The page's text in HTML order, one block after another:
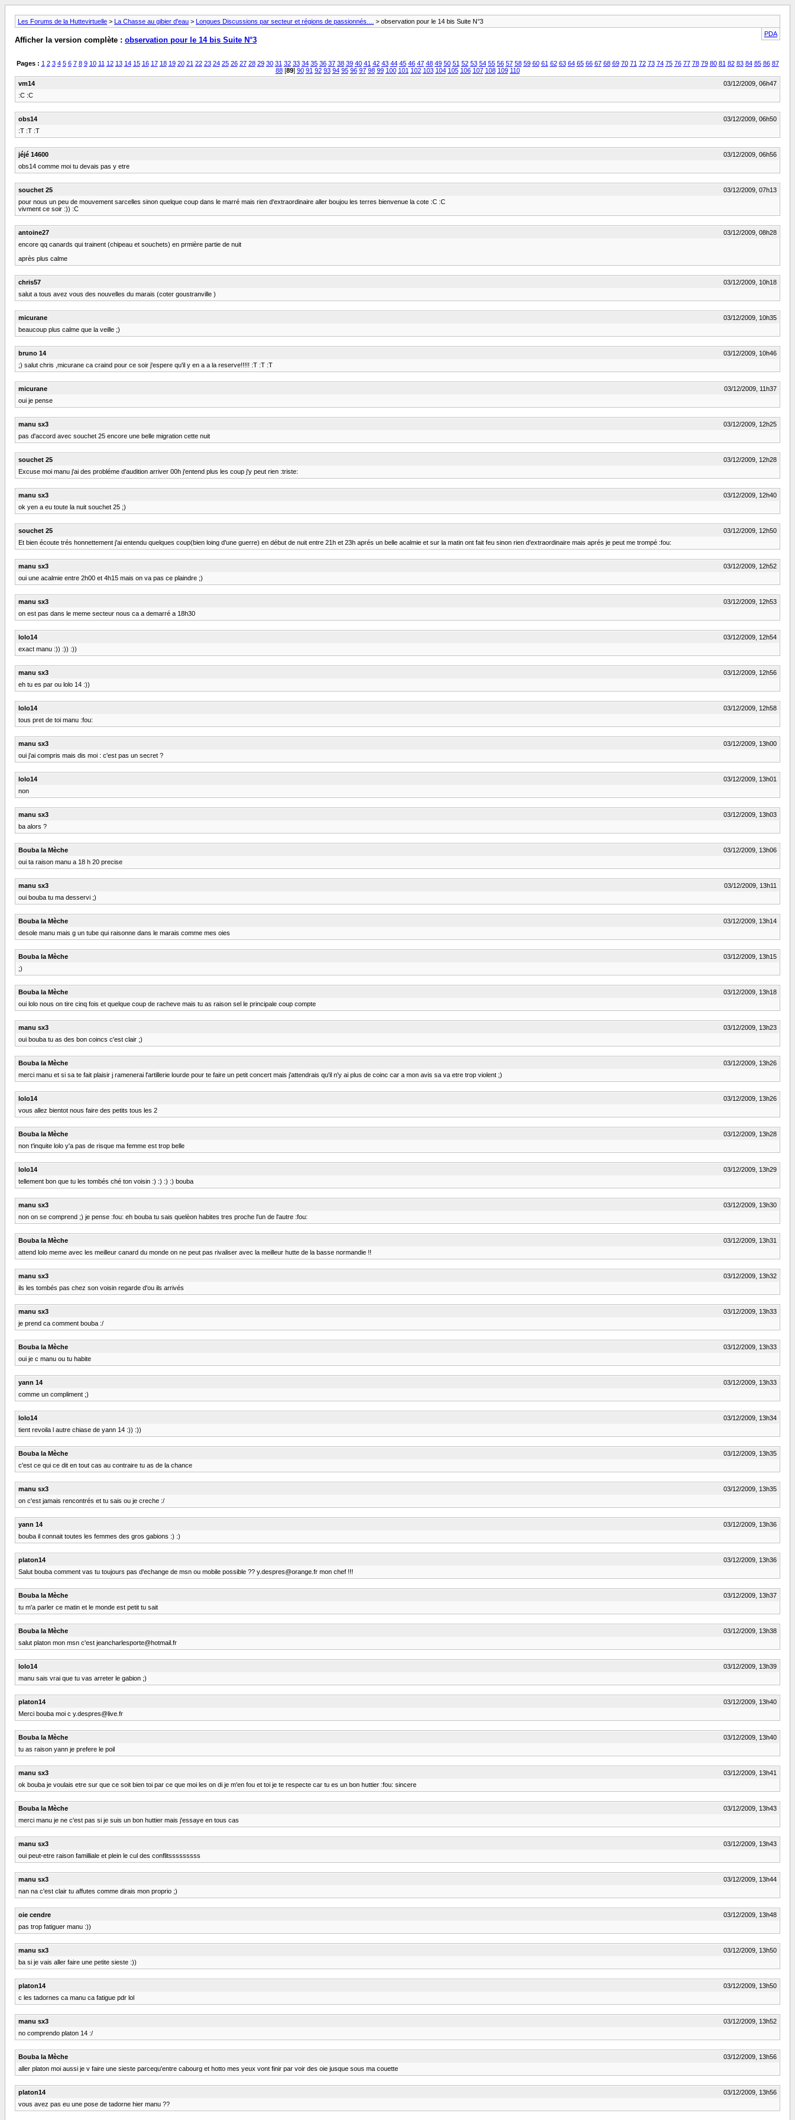
Les Forums de la Huttevirtuelle > La Chasse au gibier d'eau > Longues Discussions par secteur et régions de passionnés....
> observation pour le 14 bis Suite N°3
PDA
Afficher la version complète : observation pour le 14 bis Suite N°3
Pages : 1 2 3 4 5 6 7 8 9 10 11 12 13 14 15 16 17 18 19 20 21 22 23 24 25 26 27 28 29 30 31 32 33 34 35 36 37 38 39 40 41 42 43 44 45 46 47 48 49 50 51 52 53 54 55 56 57 58 59 60 61 62 63 64 65 66 67 68 69 70 71 72 73 74 75 76 77 78 79 80 81 82 83 84 85 86 87
88[89] 90 91 92 93 94 95 96 97 98 99 100 101 102 103 104 105 106 107 108 109 110
vm14
03/12/2009, 06h47
:C :C
obs14
03/12/2009, 06h50
:T :T :T
jéjé 14600
03/12/2009, 06h56
obs14 comme moi tu devais pas y etre
souchet 25
03/12/2009, 07h13
pour nous un peu de mouvement sarcelles sinon quelque coup dans le marré mais rien d'extraordinaire aller boujou les terres bienvenue la cote :C :C
vivment ce soir :)) :C
antoine27
03/12/2009, 08h28
encore qq canards qui trainent (chipeau et souchets) en prmière partie de nuit
après plus calme
chris57
03/12/2009, 10h18
salut a tous avez vous des nouvelles du marais (coter goustranville )
micurane
03/12/2009, 10h35
beaucoup plus calme que la veille ;)
bruno 14
03/12/2009, 10h46
;) salut chris ,micurane ca craind pour ce soir j'espere qu'il y en a a la reserve!!!!! :T :T :T
micurane
03/12/2009, 11h37
oui je pense
manu sx3
03/12/2009, 12h25
pas d'accord avec souchet 25 encore une belle migration cette nuit
souchet 25
03/12/2009, 12h28
Excuse moi manu j'ai des probléme d'audition arriver 00h j'entend plus les coup j'y peut rien :triste:
manu sx3
03/12/2009, 12h40
ok yen a eu toute la nuit souchet 25 ;)
souchet 25
03/12/2009, 12h50
Et bien écoute trés honnettement j'ai entendu quelques coup(bien loing d'une guerre) en début de nuit entre 21h et 23h aprés un belle acalmie et sur la matin ont fait feu sinon rien d'extraordinaire mais aprés je peut me trompé :fou:
manu sx3
03/12/2009, 12h52
oui une acalmie entre 2h00 et 4h15 mais on va pas ce plaindre ;)
manu sx3
03/12/2009, 12h53
on est pas dans le meme secteur nous ca a demarré a 18h30
lolo14
03/12/2009, 12h54
exact manu :)) :)) :))
manu sx3
03/12/2009, 12h56
eh tu es par ou lolo 14 :))
lolo14
03/12/2009, 12h58
tous pret de toi manu :fou:
manu sx3
03/12/2009, 13h00
oui j'ai compris mais dis moi : c'est pas un secret ?
lolo14
03/12/2009, 13h01
non
manu sx3
03/12/2009, 13h03
ba alors ?
Bouba la Mèche
03/12/2009, 13h06
oui ta raison manu a 18 h 20 precise
manu sx3
03/12/2009, 13h11
oui bouba tu ma desservi ;)
Bouba la Mèche
03/12/2009, 13h14
desole manu mais g un tube qui raisonne dans le marais comme mes oies
Bouba la Mèche
03/12/2009, 13h15
;)
Bouba la Mèche
03/12/2009, 13h18
oui lolo nous on tire cinq fois et quelque coup de racheve mais tu as raison sel le principale coup compte
manu sx3
03/12/2009, 13h23
oui bouba tu as des bon coincs c'est clair ;)
Bouba la Mèche
03/12/2009, 13h26
merci manu et si sa te fait plaisir j ramenerai l'artillerie lourde pour te faire un petit concert mais j'attendrais qu'il n'y ai plus de coinc car a mon avis sa va etre trop violent ;)
lolo14
03/12/2009, 13h26
vous allez bientot nous faire des petits tous les 2
Bouba la Mèche
03/12/2009, 13h28
non t'inquite lolo y'a pas de risque ma femme est trop belle
lolo14
03/12/2009, 13h29
tellement bon que tu les tombés ché ton voisin :) :) :) :) bouba
manu sx3
03/12/2009, 13h30
non on se comprend ;) je pense :fou: eh bouba tu sais quelèon habites tres proche l'un de l'autre :fou:
Bouba la Mèche
03/12/2009, 13h31
attend lolo meme avec les meilleur canard du monde on ne peut pas rivaliser avec la meilleur hutte de la basse normandie !!
manu sx3
03/12/2009, 13h32
ils les tombés pas chez son voisin regarde d'ou ils arrivés
manu sx3
03/12/2009, 13h33
je prend ca comment bouba :/
Bouba la Mèche
03/12/2009, 13h33
oui je c manu ou tu habite
yann 14
03/12/2009, 13h33
comme un compliment ;)
lolo14
03/12/2009, 13h34
tient revoila l autre chiase de yann 14 :)) :))
Bouba la Mèche
03/12/2009, 13h35
c'est ce qui ce dit en tout cas au contraire tu as de la chance
manu sx3
03/12/2009, 13h35
on c'est jamais rencontrés et tu sais ou je creche :/
yann 14
03/12/2009, 13h36
bouba il connait toutes les femmes des gros gabions :) :)
platon14
03/12/2009, 13h36
Salut bouba comment vas tu toujours pas d'echange de msn ou mobile possible ?? y.despres@orange.fr mon chef !!!
Bouba la Mèche
03/12/2009, 13h37
tu m'a parler ce matin et le monde est petit tu sait
Bouba la Mèche
03/12/2009, 13h38
salut platon mon msn c'est jeancharlesporte@hotmail.fr
lolo14
03/12/2009, 13h39
manu sais vrai que tu vas arreter le gabion ;)
platon14
03/12/2009, 13h40
Merci bouba moi c y.despres@live.fr
Bouba la Mèche
03/12/2009, 13h40
tu as raison yann je prefere le poil
manu sx3
03/12/2009, 13h41
ok bouba je voulais etre sur que ce soit bien toi par ce que moi les on di je m'en fou et toi je te respecte car tu es un bon huttier :fou: sincere
Bouba la Mèche
03/12/2009, 13h43
merci manu je ne c'est pas si je suis un bon huttier mais j'essaye en tous cas
manu sx3
03/12/2009, 13h43
oui peut-etre raison familliale et plein le cul des conflitsssssssss
manu sx3
03/12/2009, 13h44
nan na c'est clair tu affutes comme dirais mon proprio ;)
oie cendre
03/12/2009, 13h48
pas trop fatiguer manu :))
manu sx3
03/12/2009, 13h50
ba si je vais aller faire une petite sieste :))
platon14
03/12/2009, 13h50
c les tadornes ca manu ca fatigue pdr lol
manu sx3
03/12/2009, 13h52
no comprendo platon 14 :/
Bouba la Mèche
03/12/2009, 13h56
aller platon moi aussi je v faire une sieste parcequ'entre cabourg et hotto mes yeux vont finir par voir des oie jusque sous ma couette
platon14
03/12/2009, 13h56
vous avez pas eu une pose de tadorne hier manu ??